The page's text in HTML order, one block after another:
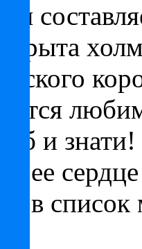
и
а ее
в